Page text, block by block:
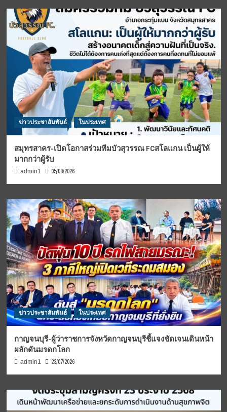
ข่าวประชาสัมพันธ์ ในประเทศ
สมุทรสาคร-เปิดโอกาสร่วมทีมบัวสุวรรณ FCสโลแกน เป็นผู้ให้
มากกว่าผู้รับ
admin1 05/08/2026
ข่าวประชาสัมพันธ์ ในประเทศ
กาญจนบุรี-ผู้ว่าราชการจังหวัดกาญจนบุรีชี้แจงชัดเจนเดินหน้า
ผลักดันมรดกโลก
admin1 23/07/2026